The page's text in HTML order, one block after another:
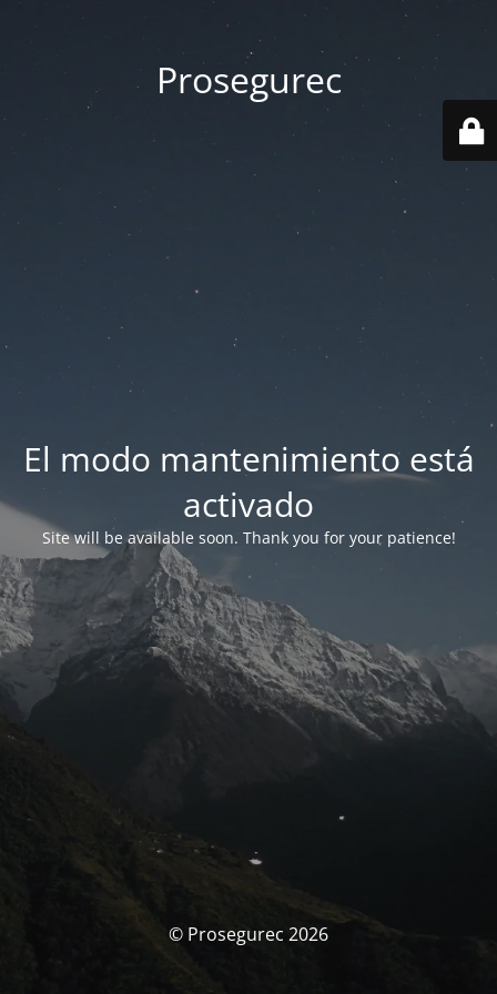
Prosegurec
El modo mantenimiento está
activado
Site will be available soon. Thank you for your patience!
© Prosegurec 2026